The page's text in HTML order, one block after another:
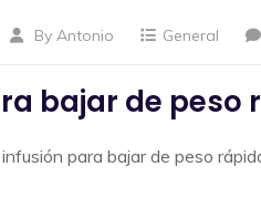
By Antonio General
bajar de peso
para bajar de peso